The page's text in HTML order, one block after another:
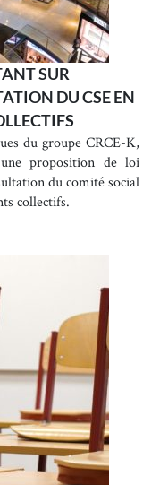
SUR
DU CSE EN
du groupe CRCE-K,
proposition de loi
du comité social
collectifs.